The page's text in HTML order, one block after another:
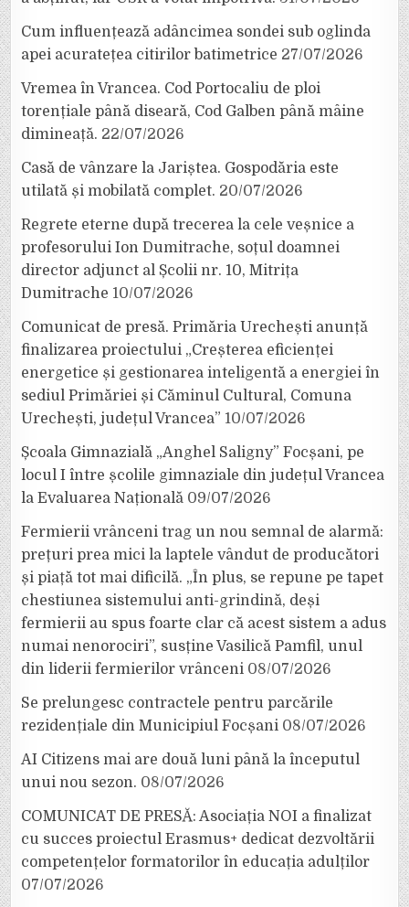
Cum influențează adâncimea sondei sub oglinda
apei acuratețea citirilor batimetrice 27/07/2026
Vremea în Vrancea. Cod Portocaliu de ploi
torențiale până diseară, Cod Galben până mâine
dimineață. 22/07/2026
Casă de vânzare la Jariștea. Gospodăria este
utilată și mobilată complet. 20/07/2026
Regrete eterne după trecerea la cele veșnice a
profesorului Ion Dumitrache, soțul doamnei
director adjunct al Școlii nr. 10, Mitrița
Dumitrache 10/07/2026
Comunicat de presă. Primăria Urechești anunță
finalizarea proiectului „Creșterea eficienței
energetice și gestionarea inteligentă a energiei în
sediul Primăriei și Căminul Cultural, Comuna
Urechești, județul Vrancea” 10/07/2026
Școala Gimnazială „Anghel Saligny” Focșani, pe
locul I între școlile gimnaziale din județul Vrancea
la Evaluarea Națională 09/07/2026
Fermierii vrânceni trag un nou semnal de alarmă:
prețuri prea mici la laptele vândut de producători
și piață tot mai dificilă. „În plus, se repune pe tapet
chestiunea sistemului anti-grindină, deși
fermierii au spus foarte clar că acest sistem a adus
numai nenorociri”, susține Vasilică Pamfil, unul
din liderii fermierilor vrânceni 08/07/2026
Se prelungesc contractele pentru parcările
rezidențiale din Municipiul Focșani 08/07/2026
AI Citizens mai are două luni până la începutul
unui nou sezon. 08/07/2026
COMUNICAT DE PRESĂ: Asociația NOI a finalizat
cu succes proiectul Erasmus+ dedicat dezvoltării
competențelor formatorilor în educația adulților
07/07/2026